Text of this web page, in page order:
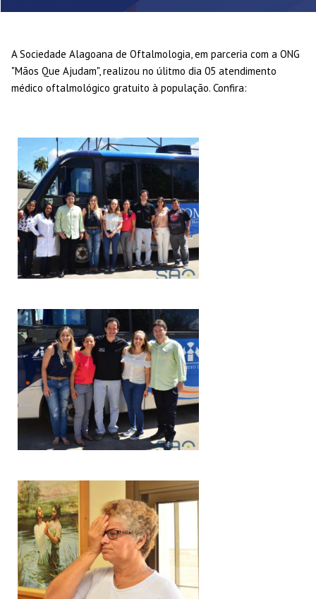
A Sociedade Alagoana de Oftalmologia, em parceria com a ONG
"Mãos Que Ajudam", realizou no úlitmo dia 05 atendimento
médico oftalmológico gratuito à população. Confira: